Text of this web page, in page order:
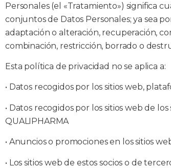
Personales (el «Tratamiento») significa
conjuntos de Datos Personales; ya sea
adaptación o alteración, recuperación,
combinación, restricción, borrado o
Esta política de privacidad no se aplica a:
• Datos recogidos por los sitios web,
• Datos recogidos por los sitios web de
QUALIPHARMA
• Anuncios o promociones en los sitios
• Los sitios web de estos socios o de